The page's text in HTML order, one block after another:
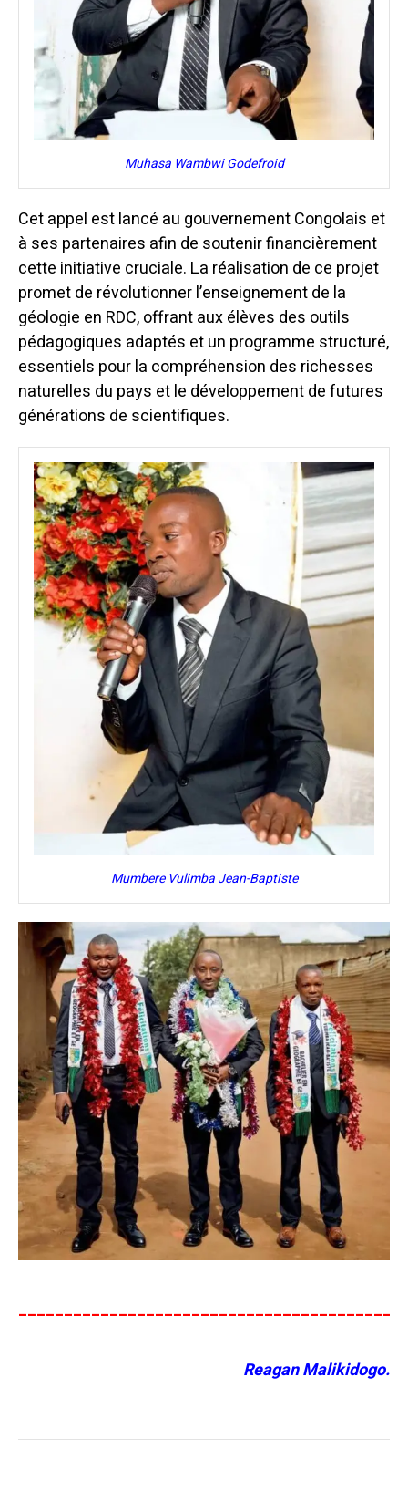
Muhasa Wambwi Godefroid
Cet appel est lancé au gouvernement Congolais et
à ses partenaires afin de soutenir financièrement
cette initiative cruciale. La réalisation de ce projet
promet de révolutionner l’enseignement de la
géologie en RDC, offrant aux élèves des outils
pédagogiques adaptés et un programme structuré,
essentiels pour la compréhension des richesses
naturelles du pays et le développement de futures
générations de scientifiques.
Mumbere Vulimba Jean-Baptiste
Reagan Malikidogo.